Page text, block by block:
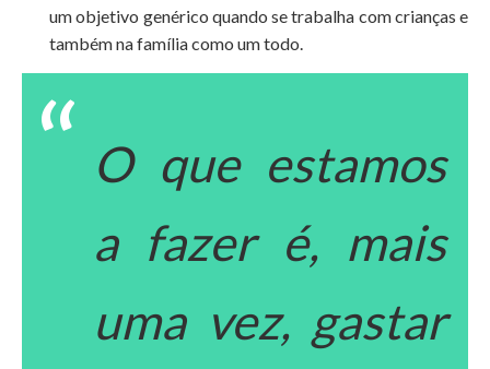
um objetivo genérico quando se trabalha com crianças e
também na família como um todo.
O que estamos
a fazer é, mais
uma vez, gastar